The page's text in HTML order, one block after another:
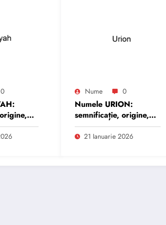
0 Nume 0
Numele URION:
semnificație, origine,
trăsături și
personalitate
21 Ianuarie 2026